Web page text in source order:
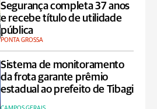
Segurança completa 37 anos
e recebe título de utilidade
pública
PONTA GROSSA
Sistema de monitoramento
da frota garante prêmio
estadual ao prefeito de Tibagi